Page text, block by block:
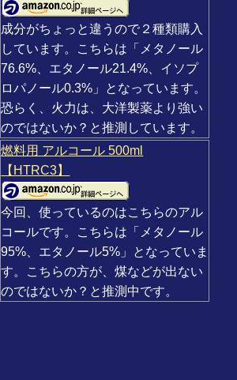
成分がちょっと違うので２種類購入
しています。こちらは「メタノール
76.6%、エタノール21.4%、イソプ
ロパノール0.3%」となっています。
恐らく、火力は、大洋製薬より強い
のではないか？と推測しています。
燃料用 アルコール 500ml
【HTRC3】
今回、使っているのはこちらのアル
コールです。こちらは「メタノール
95%、エタノール5%」となっていま
す。こちらの方が、煤などが出ない
のではないか？と推測中です。